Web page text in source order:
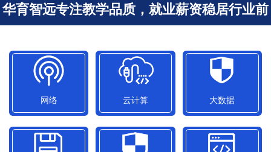
华育智远专注教学品质，就业薪资稳居行业前
网络
网络
平均就业薪资
云计算
云计算
平均就业薪资
大数据
大数据
平均就业薪资